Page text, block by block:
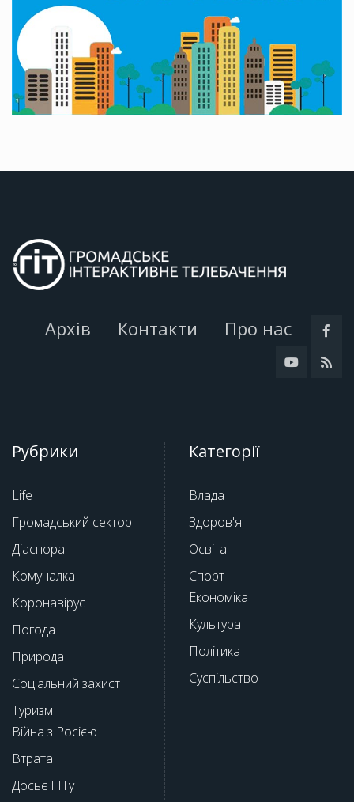
Архів Контакти Про нас
Рубрики
Life
Громадський сектор
Діаспора
Комуналка
Коронавірус
Погода
Природа
Соціальний захист
Туризм
Війна з Росією
Втрата
Досьє ГІТу
Категорії
Влада
Здоров'я
Освіта
Спорт
Економіка
Культура
Політика
Суспільство